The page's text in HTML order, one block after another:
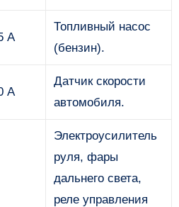
А
Топливный насос
(бензин).
А
Датчик скорости
автомобиля.
Электроусилитель
руля, фары
дальнего света,
реле управления